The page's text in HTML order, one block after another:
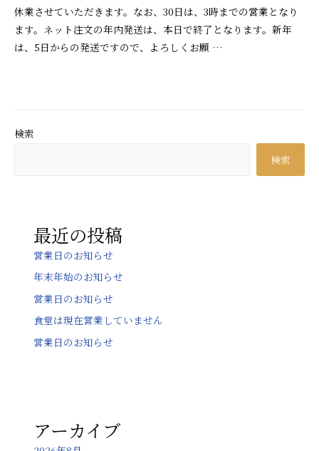
休業させていただきます。なお、30日は、3時までの営業となり
ます。ネット注文の年内発送は、本日で終了となります。新年
は、5日からの発送ですので、よろしくお願 …
始
検索
検索
最近の投稿
営業日のお知らせ
年末年始のお知らせ
営業日のお知らせ
食堂は現在営業していません
営業日のお知らせ
アーカイブ